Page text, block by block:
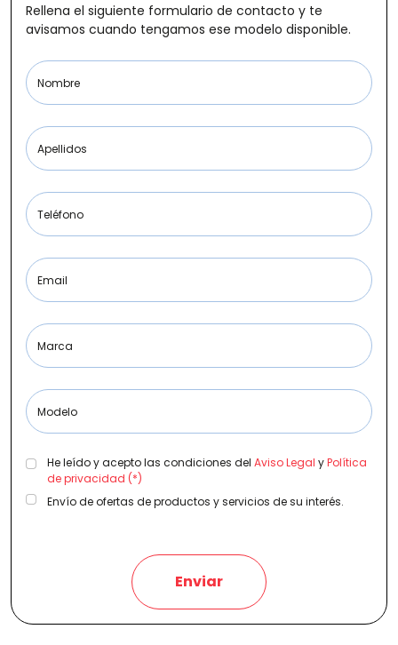
Kilómetros
Combustible
(Elige una o varias opciones)
Etiqueta medioambiental
Potencia
Rellena el siguiente formulario de contacto y te
avisamos cuando tengamos ese modelo disponible.
Nombre
Apellidos
Teléfono
Email
Marca
Modelo
He leído y acepto las condiciones del Aviso Legal yPolítica
de privacidad (*)
Envío de ofertas de productos y servicios de su interés.
Enviar